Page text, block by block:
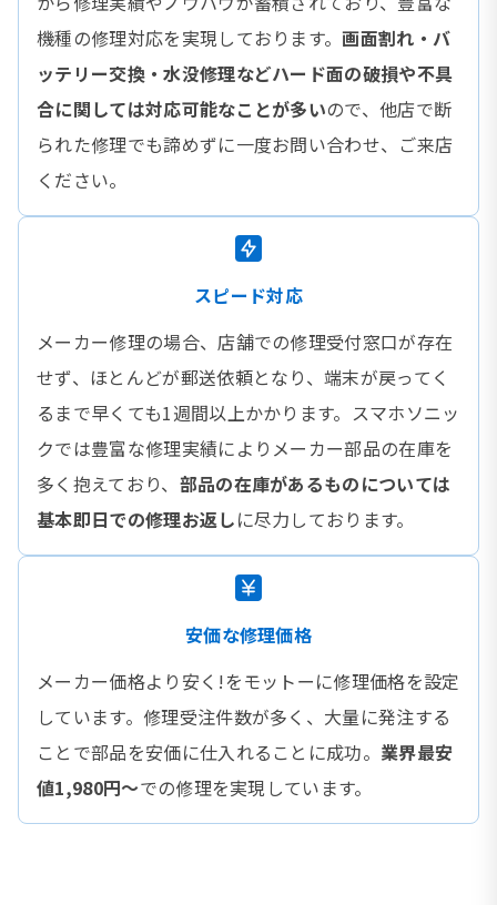
機種の修理対応を実現しております。画面割れ・バ
ッテリー交換・水没修理などハード面の破損や不具
合に関しては対応可能なことが多いので、他店で断
られた修理でも諦めずに一度お問い合わせ、ご来店
ください。
スピード対応
メーカー修理の場合、店舗での修理受付窓口が存在
せず、ほとんどが郵送依頼となり、端末が戻ってく
るまで早くても1週間以上かかります。スマホソニッ
クでは豊富な修理実績によりメーカー部品の在庫を
多く抱えており、 部品の在庫があるものについては
基本即日での修理お返しに尽力しております。
安価な修理価格
メーカー価格より安く!をモットーに修理価格を設定
しています。修理受注件数が多く、大量に発注する
ことで部品を安価に仕入れることに成功。 業界最安
値1,980円〜での修理を実現しています。